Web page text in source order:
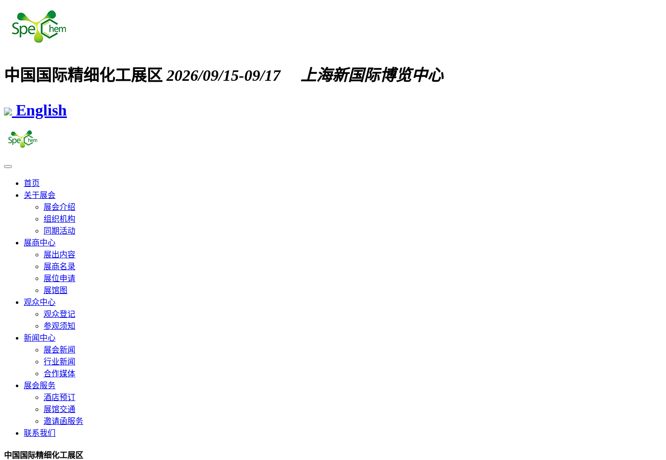
中国国际精细化工展区 2026/09/15-09/17
上海新国际博览中心
English
首页
关于展会
展会介绍
组织机构
同期活动
展商中心
展出内容
展商名录
展位申请
展馆图
观众中心
观众登记
参观须知
新闻中心
展会新闻
行业新闻
合作媒体
展会服务
酒店预订
展馆交通
邀请函服务
联系我们
中国国际精细化工展区